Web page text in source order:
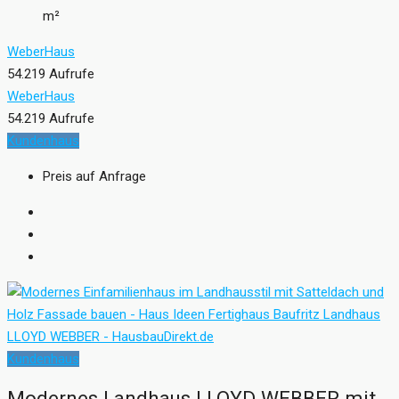
m²
WeberHaus
54.219 Aufrufe
WeberHaus
54.219 Aufrufe
Kundenhaus
Preis auf Anfrage
Kundenhaus